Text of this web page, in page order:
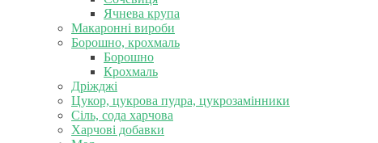
Ячнева крупа
Макаронні вироби
Борошно, крохмаль
Борошно
Крохмаль
Дріжджі
Цукор, цукрова пудра, цукрозамінники
Сіль, сода харчова
Харчові добавки